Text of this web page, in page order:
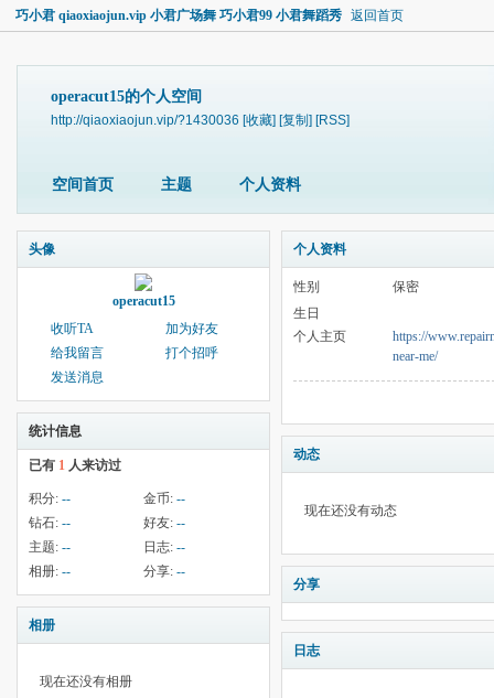
巧小君 qiaoxiaojun.vip 小君广场舞 巧小君99 小君舞蹈秀 返回首页
operacut15的个人空间
http://qiaoxiaojun.vip/?1430036 [收藏] [复制] [RSS]
空间首页 主题 个人资料
头像
operacut15
收听TA
加为好友
给我留言
打个招呼
发送消息
统计信息
已有 1 人来访过
积分: -- 金币: --
钻石: -- 好友: --
主题: -- 日志: --
相册: -- 分享: --
相册
现在还没有相册
个人资料
性别
保密
生日
个人主页
https://
near-me/
动态
现在还没有动态
分享
日志